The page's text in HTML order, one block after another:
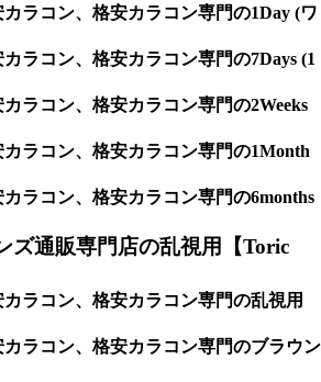
ラコン、格安カラコン専門の1Day (ワ
ラコン、格安カラコン専門の7Days (1
ラコン、格安カラコン専門の2Weeks
ラコン、格安カラコン専門の1Month
ラコン、格安カラコン専門の6months
ズ通販専門店の乱視用【Toric
ラコン、格安カラコン専門の乱視用
ラコン、格安カラコン専門のブラウン